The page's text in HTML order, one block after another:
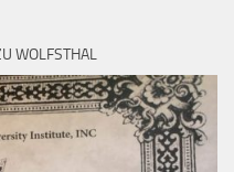
WOLFSTHAL